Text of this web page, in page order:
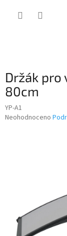
Držák pro
80cm
YP-A1
Průměrné
Neohodnoceno